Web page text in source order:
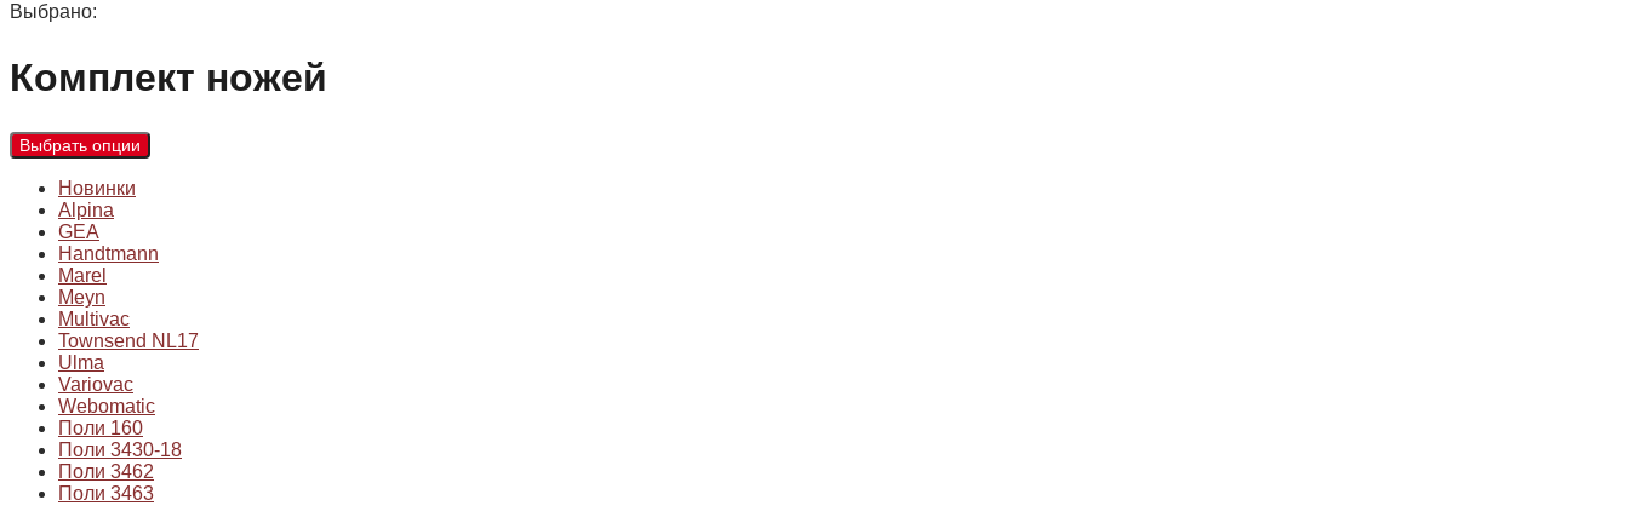
Выбрано:
Комплект ножей
Выбрать опции
Новинки
Alpina
GEA
Handtmann
Marel
Meyn
Multivac
Townsend NL17
Ulma
Variovac
Webomatic
Поли 160
Поли 3430-18
Поли 3462
Поли 3463